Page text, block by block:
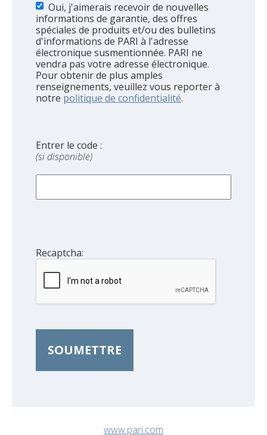
Oui, j'aimerais recevoir de nouvelles
informations de garantie, des offres
spéciales de produits et/ou des bulletins
d'informations de PARI à l'adresse
électronique susmentionnée. PARI ne
vendra pas votre adresse électronique.
Pour obtenir de plus amples
renseignements, veuillez vous reporter à
notre politique de confidentialité.
Entrer le code :
(si disponible)
Recaptcha:
SOUMETTRE
www.pari.com